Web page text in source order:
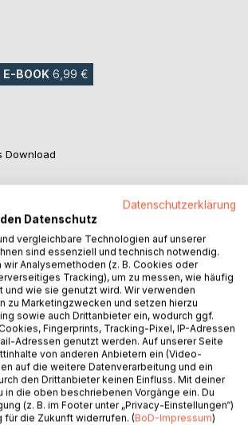
E-BOOK 6,99 €
Download
Datenschutzerklärung
Datenschutz
vergleichbare Technologien auf unserer
sind essenziell und technisch notwendig.
Analysemethoden (z. B. Cookies oder
Tracking), um zu messen, wie häufig
und wie sie genutzt wird. Wir verwenden
zu Marketingzwecken und setzen hierzu
sowie auch Drittanbieter ein, wodurch ggf.
Fingerprints, Tracking-Pixel, IP-Adressen
Adressen genutzt werden. Auf unserer Seite
von anderen Anbietern ein (Video-
auf die weitere Datenverarbeitung und ein
den Drittanbieter keinen Einfluss. Mit deiner
in die oben beschriebenen Vorgänge ein. Du
(z. B. im Footer unter „Privacy-Einstellungen“)
für die Zukunft widerrufen. (BoD-Impressum)